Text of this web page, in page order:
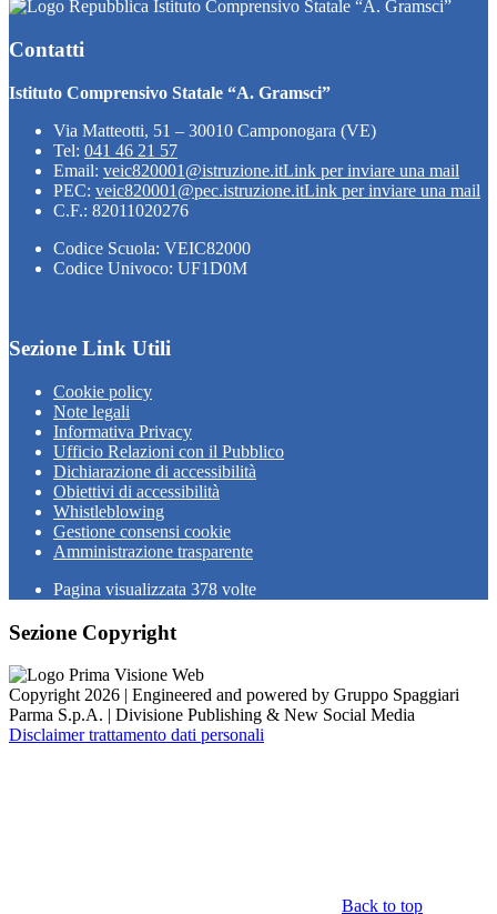
Istituto Comprensivo Statale “A. Gramsci”
Contatti
Istituto Comprensivo Statale “A. Gramsci”
Via Matteotti, 51 – 30010 Camponogara (VE)
Tel: 041 46 21 57
Email: veic820001@istruzione.itLink per inviare una mail
PEC: veic820001@pec.istruzione.itLink per inviare una mail
C.F.: 82011020276
Codice Scuola: VEIC82000
Codice Univoco: UF1D0M
Sezione Link Utili
Cookie policy
Note legali
Informativa Privacy
Ufficio Relazioni con il Pubblico
Dichiarazione di accessibilità
Obiettivi di accessibilità
Whistleblowing
Gestione consensi cookie
Amministrazione trasparente
Pagina visualizzata 378 volte
Sezione Copyright
Copyright 2026 | Engineered and powered by Gruppo Spaggiari
Parma S.p.A. | Divisione Publishing & New Social Media
Disclaimer trattamento dati personali
Back to top